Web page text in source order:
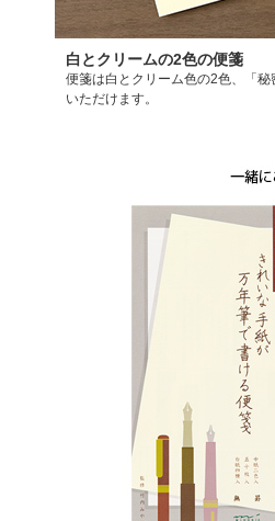
白とクリームの2色の便箋
便箋は白とクリーム色の2色、「
いただけます。